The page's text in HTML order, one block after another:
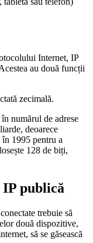
Internet, IP
au două funcții
numărul de adrese
deoarece
1995 pentru a
128 de biți,
publică
trebuie să
două dispozitive,
să se găsească